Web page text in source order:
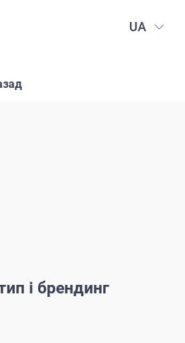
UA
і брендинг